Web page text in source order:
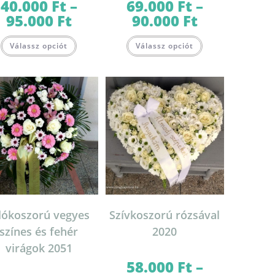
40.000 Ft–
95.000 FtÁrtartomány:
40.000 Ft
-
95.000 Ft
Válassz opciót a
van.
A
változatok
a
termékoldalon
választhatók
ki
69.000 Ft–
90.000 FtÁrtartomány:
69.000 Ft
-
90.000 Ft
Válassz opciót a
van.
A
változatok
a
termékoldalon
választhatók
ki
vegyes
színes és fehér
virágok 2051
Szívkoszorú rózsával
2020
58.000 Ft–